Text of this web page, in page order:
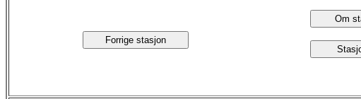
Forrige stasjon
Om